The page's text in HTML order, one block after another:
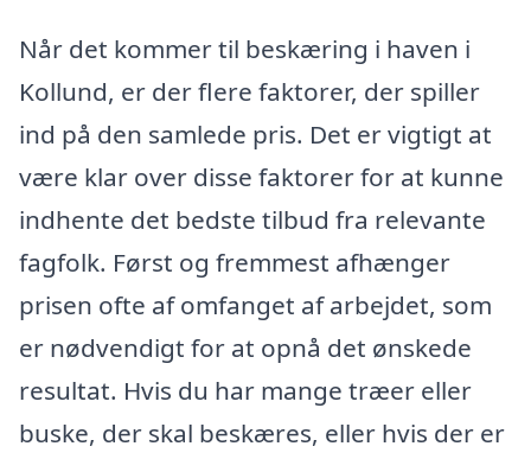
Når det kommer til beskæring i haven i
Kollund, er der flere faktorer, der spiller
ind på den samlede pris. Det er vigtigt at
være klar over disse faktorer for at kunne
indhente det bedste tilbud fra relevante
fagfolk. Først og fremmest afhænger
prisen ofte af omfanget af arbejdet, som
er nødvendigt for at opnå det ønskede
resultat. Hvis du har mange træer eller
buske, der skal beskæres, eller hvis der er